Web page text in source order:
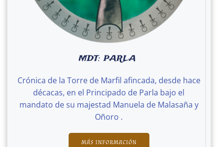
MDT: PARLA
Crónica de la Torre de Marfil afincada, desde hace
décacas, en el Principado de Parla bajo el
mandato de su majestad Manuela de Malasaña y
Oñoro .
MÁS INFORMACIÓN